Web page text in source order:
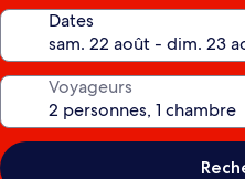
Dates
Voyageurs